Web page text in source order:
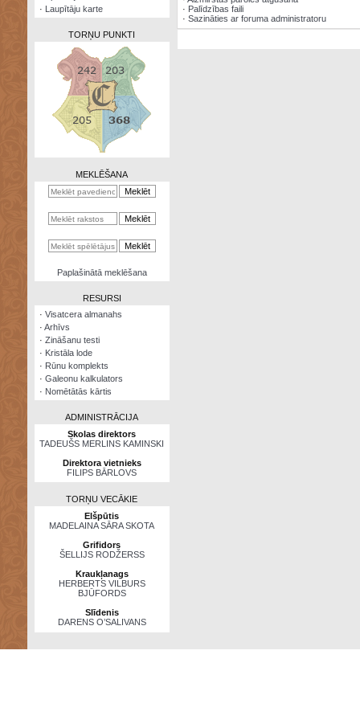
kalkulators
· Laupītāju karte
TORŅU PUNKTI
MEKLĒŠANA
Paplašinātā meklēšana
RESURSI
· Visatcera almanahs
· Arhīvs
· Zināšanu testi
· Kristāla lode
· Rūnu komplekts
· Galeonu kalkulators
· Nomētātās kārtis
ADMINISTRĀCIJA
Skolas direktors
TADEUŠS MERLINS KAMINSKI
Direktora vietnieks
FILIPS BĀRLOVS
TORŅU VECĀKIE
Elšpūtis
MADELAINA SĀRA SKOTA
Grifidors
ŠELLIJS RODŽERSS
Kraukļanags
HERBERTS VILBURS
BJŪFORDS
Slīdenis
DARENS O’SALIVANS
· Palīdzības faili
· Sazināties ar foruma administratoru